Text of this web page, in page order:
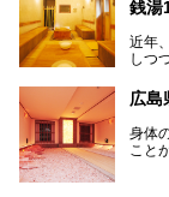
そん
銭湯
近年
しつ
わり
ュ効
期待
のオ
ます。
広島
身体
こと